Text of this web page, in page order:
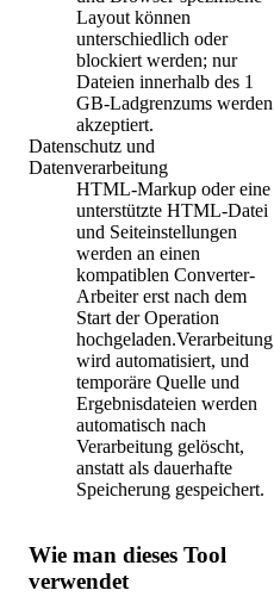
Layout können
unterschiedlich oder
blockiert werden; nur
Dateien innerhalb des 1
GB-Ladgrenzums werden
akzeptiert.
Datenschutz und
Datenverarbeitung
HTML-Markup oder eine
unterstützte HTML-Datei
und Seiteinstellungen
werden an einen
kompatiblen Converter-
Arbeiter erst nach dem
Start der Operation
hochgeladen.Verarbeitung
wird automatisiert, und
temporäre Quelle und
Ergebnisdateien werden
automatisch nach
Verarbeitung gelöscht,
anstatt als dauerhafte
Speicherung gespeichert.
Wie man dieses Tool
verwendet